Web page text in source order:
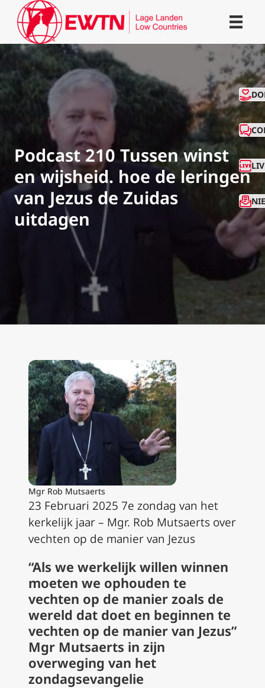
Podcast 210 Tussen winst
en wijsheid. hoe de leringen
van Jezus de Zuidas
uitdagen
Mgr Rob Mutsaerts
23 Februari 2025 7e zondag van het
kerkelijk jaar – Mgr. Rob Mutsaerts over
vechten op de manier van Jezus
“Als we werkelijk willen winnen
moeten we ophouden te
vechten op de manier zoals de
wereld dat doet en beginnen te
vechten op de manier van Jezus”
Mgr Mutsaerts in zijn
overweging van het
zondagsevangelie